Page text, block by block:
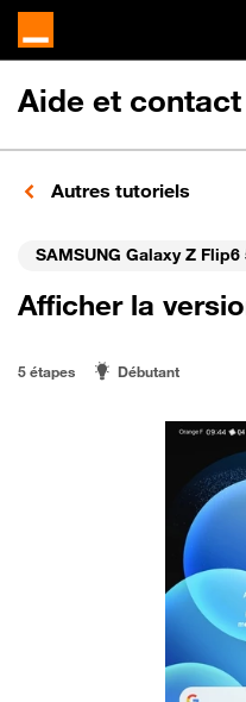
Aide et contact
Autres tutoriels
SAMSUNG Galaxy Z Flip6
Afficher la
5 étapes Débutant